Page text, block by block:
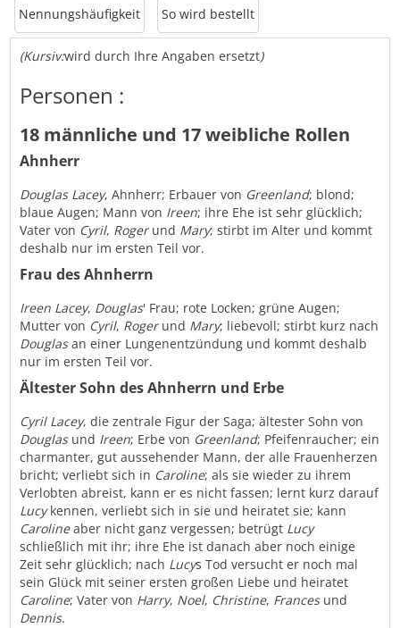
Nennungshäufigkeit So wird bestellt
(Kursiv:wird durch Ihre Angaben ersetzt)
Personen :
18 männliche und 17 weibliche Rollen
Ahnherr
Douglas Lacey, Ahnherr; Erbauer von Greenland; blond;
blaue Augen; Mann von Ireen; ihre Ehe ist sehr glücklich;
Vater von Cyril, Rogerund Mary; stirbt im Alter und kommt
deshalb nur im ersten Teil vor.
Frau des Ahnherrn
Ireen Lacey, Douglas' Frau; rote Locken; grüne Augen;
Mutter von Cyril, Rogerund Mary; liebevoll; stirbt kurz nach
Douglasan einer Lungenentzündung und kommt deshalb
nur im ersten Teil vor.
Ältester Sohn des Ahnherrn und Erbe
Cyril Lacey, die zentrale Figur der Saga; ältester Sohn von
Douglasund Ireen; Erbe von Greenland; Pfeifenraucher; ein
charmanter, gut aussehender Mann, der alle Frauenherzen
bricht; verliebt sich in Caroline; als sie wieder zu ihrem
Verlobten abreist, kann er es nicht fassen; lernt kurz darauf
Lucykennen, verliebt sich in sie und heiratet sie; kann
Carolineaber nicht ganz vergessen; betrügt Lucy
schließlich mit ihr; ihre Ehe ist danach aber noch einige
Zeit sehr glücklich; nach Lucys Tod versucht er noch mal
sein Glück mit seiner ersten großen Liebe und heiratet
Caroline; Vater von Harry, Noel, Christine, Francesund
Dennis.